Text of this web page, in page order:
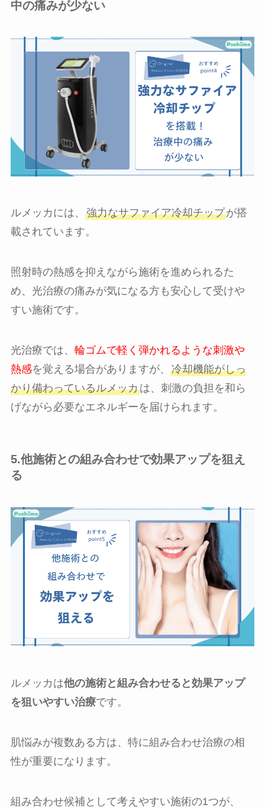
中の痛みが少ない
ルメッカには、 強力なサファイア冷却チップが搭
載されています。
照射時の熱感を抑えながら施術を進められるた
め、光治療の痛みが気になる方も安心して受けや
すい施術です。
光治療では、 輪ゴムで軽く弾かれるような刺激や
熱感を覚える場合がありますが、 冷却機能がしっ
かり備わっているルメッカは、刺激の負担を和ら
げながら必要なエネルギーを届けられます。
5.他施術との組み合わせで効果アップを狙え
る
ルメッカは他の施術と組み合わせると効果アップ
を狙いやすい治療です。
肌悩みが複数ある方は、特に組み合わせ治療の相
性が重要になります。
組み合わせ候補として考えやすい施術の1つが、